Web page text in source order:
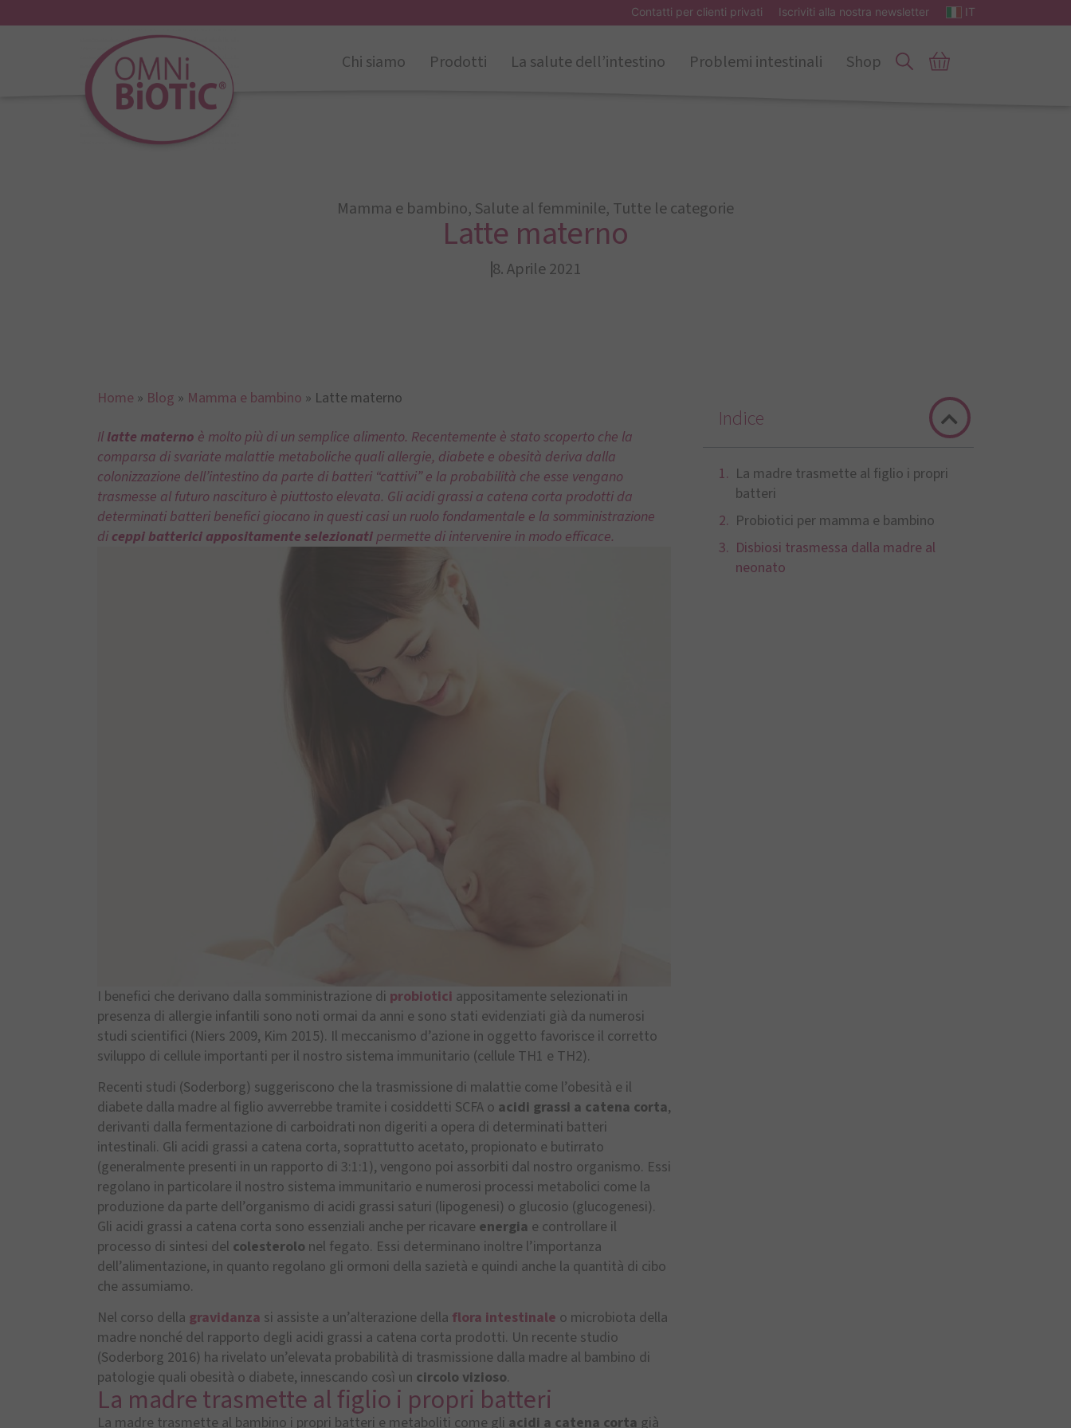
Contatti per clienti privati Iscriviti alla nostra newsletter IT
Chi siamo Prodotti La salute dell’intestino Problemi intestinali Shop
Mamma e bambino, Salute al femminile, Tutte le categorie
Latte materno
8. Aprile 2021
Home » Blog » Mamma e bambino » Latte materno
Il latte materno è molto più di un semplice alimento. Recentemente è stato scoperto che la
comparsa di svariate malattie metaboliche quali allergie, diabete e obesità deriva dalla
colonizzazione dell’intestino da parte di batteri “cattivi” e la probabilità che esse vengano
trasmesse al futuro nascituro è piuttosto elevata. Gli acidi grassi a catena corta prodotti da
determinati batteri benefici giocano in questi casi un ruolo fondamentale e la somministrazione
di ceppi batterici appositamente selezionatipermette di intervenire in modo efficace.
I benefici che derivano dalla somministrazione di probiotici appositamente selezionati in
presenza di allergie infantili sono noti ormai da anni e sono stati evidenziati già da numerosi
studi scientifici (Niers 2009, Kim 2015). Il meccanismo d’azione in oggetto favorisce il corretto
sviluppo di cellule importanti per il nostro sistema immunitario (cellule TH1 e TH2).
Recenti studi (Soderborg) suggeriscono che la trasmissione di malattie come l’obesità e il
diabete dalla madre al figlio avverrebbe tramite i cosiddetti SCFA o acidi grassi a catena corta,
derivanti dalla fermentazione di carboidrati non digeriti a opera di determinati batteri
intestinali. Gli acidi grassi a catena corta, soprattutto acetato, propionato e butirrato
(generalmente presenti in un rapporto di 3:1:1), vengono poi assorbiti dal nostro organismo. Essi
regolano in particolare il nostro sistema immunitario e numerosi processi metabolici come la
produzione da parte dell’organismo di acidi grassi saturi (lipogenesi) o glucosio (glucogenesi).
Gli acidi grassi a catena corta sono essenziali anche per ricavare energia e controllare il
processo di sintesi del colesterolo nel fegato. Essi determinano inoltre l’importanza
dell’alimentazione, in quanto regolano gli ormoni della sazietà e quindi anche la quantità di cibo
che assumiamo.
Nel corso della gravidanza si assiste a un’alterazione della flora intestinale o microbiota della
madre nonché del rapporto degli acidi grassi a catena corta prodotti. Un recente studio
(Soderborg 2016) ha rivelato un’elevata probabilità di trasmissione dalla madre al bambino di
patologie quali obesità o diabete, innescando così un circolo vizioso.
La madre trasmette al figlio i propri batteri
La madre trasmette al bambino i propri batteri e metaboliti come gli acidi a catena corta già
Indice
La madre trasmette al figlio i propri
batteri
Probiotici per mamma e bambino
Disbiosi trasmessa dalla madre al
neonato